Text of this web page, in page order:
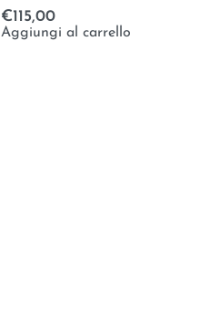
€115,00
Aggiungi al carrello